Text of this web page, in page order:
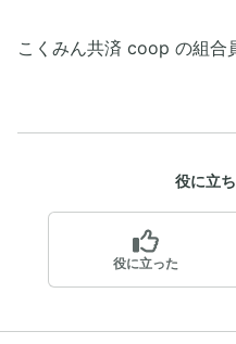
こくみん共済 coop の組合
役に立
役に立った